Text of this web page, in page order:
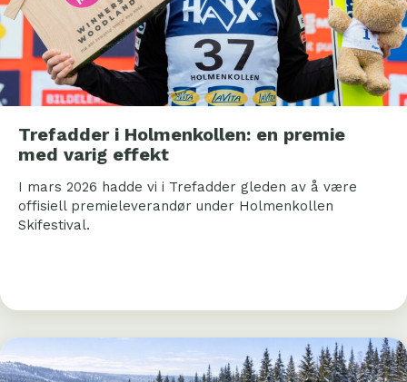
Trefadder i Holmenkollen: en premie
med varig effekt
I mars 2026 hadde vi i Trefadder gleden av å være
offisiell premieleverandør under Holmenkollen
Skifestival.